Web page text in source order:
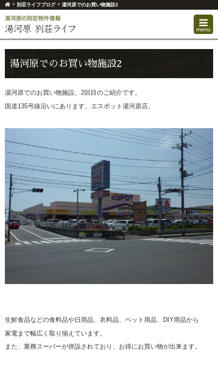
> 別荘ライフブログ >湯河原でのお買い物施設2
湯河原でのお買い物施設2
湯河原でのお買い物施設、2回目のご紹介です。
国道135号線沿いにあります、エスポット湯河原店。
生鮮食品などの食料品や日用品、衣料品、ペット用品、DIY用品から
家電まで幅広く取り揃えています。
また、業務スーパーが併設されており、お得にお買い物が出来ます。